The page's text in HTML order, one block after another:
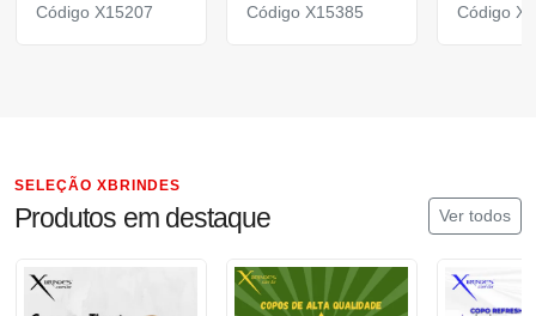
Código X15207 Código X15385 Código
SELEÇÃO XBRINDES
Produtos em destaque Ver todos